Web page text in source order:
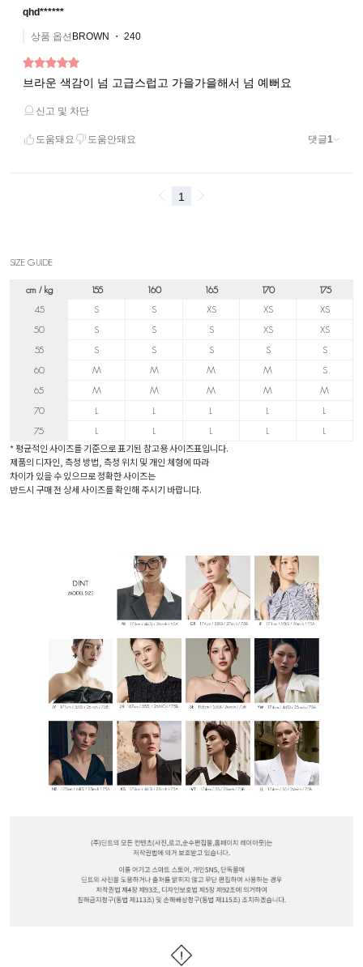
SIZE GUIDE
cm / kg 155 160 165 170
175
45
S S XS XS
XS
50
S S S XS
XS
55
S S S S
S
60
M M M M
S
65
M M M M
M
70
L L L L
L
75
L L L L L
* 평균적인 사이즈를 기준으로 표기된 참고용 사이즈표입니다.
제품의 디자인, 측정 방법, 측정 위치 및 개인 체형에 따라
차이가 있을 수 있으므로 정확한 사이즈는
반드시 구매 전 상세 사이즈를 확인해 주시기 바랍니다.